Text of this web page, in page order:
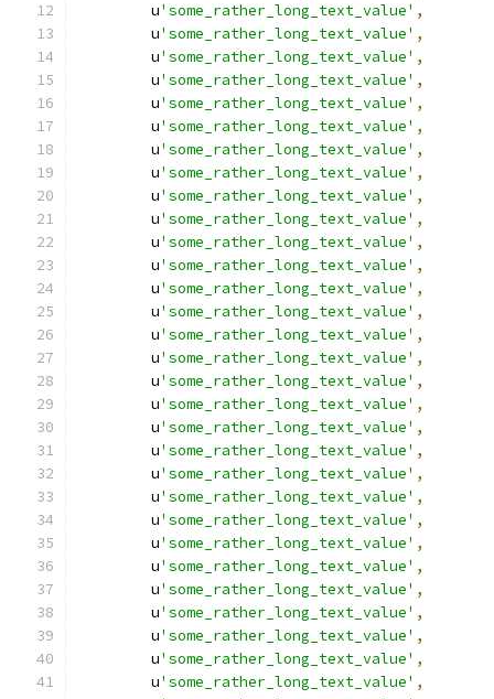
        u
'some_rather_long_text_value' ,
        u
'some_rather_long_text_value' ,
        u
'some_rather_long_text_value' ,
        u
'some_rather_long_text_value' ,
        u
'some_rather_long_text_value' ,
        u
'some_rather_long_text_value' ,
        u
'some_rather_long_text_value' ,
        u
'some_rather_long_text_value' ,
        u
'some_rather_long_text_value' ,
        u
'some_rather_long_text_value' ,
        u
'some_rather_long_text_value' ,
        u
'some_rather_long_text_value' ,
        u
'some_rather_long_text_value' ,
        u
'some_rather_long_text_value' ,
        u
'some_rather_long_text_value' ,
        u
'some_rather_long_text_value' ,
        u
'some_rather_long_text_value' ,
        u
'some_rather_long_text_value' ,
        u
'some_rather_long_text_value' ,
        u
'some_rather_long_text_value' ,
        u
'some_rather_long_text_value' ,
        u
'some_rather_long_text_value' ,
        u
'some_rather_long_text_value' ,
        u
'some_rather_long_text_value' ,
        u
'some_rather_long_text_value' ,
        u
'some_rather_long_text_value' ,
        u
'some_rather_long_text_value' ,
        u
'some_rather_long_text_value' ,
        u
'some_rather_long_text_value' ,
        u
'some_rather_long_text_value' ,